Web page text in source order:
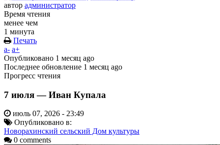
автор администратор
Время чтения
менее чем
1 минута
Печать
a- a+
Опубликовано 1 месяц ago
Последнее обновление 1 месяц ago
Прогресс чтения
7 июля — Иван Купала
июль 07, 2026 - 23:49
Опубликовано в:
Новорахинский сельский Дом культуры
0 comments